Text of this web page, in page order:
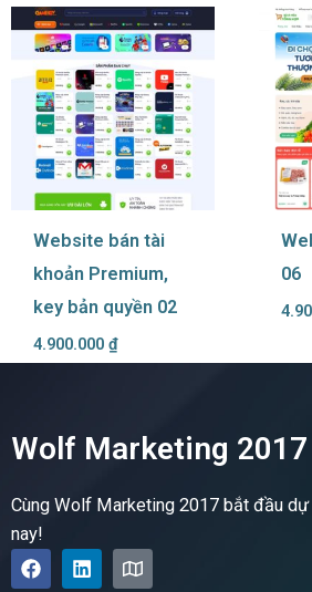
Website bán tài
khoản Premium,
key bản quyền 02
4.900.000 ₫
06
Wolf Marketing 2017
Cùng Wolf Marketing 2017 bắt đầu dự
nay!
F
a
L
i
M
a